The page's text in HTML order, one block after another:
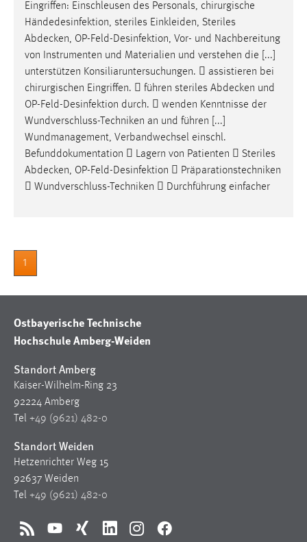
Eingriffen: Einschleusen des Personals, chirurgische
Händedesinfektion, steriles Einkleiden, Steriles
Abdecken, OP-Feld-Desinfektion, Vor- und Nachbereitung
von Instrumenten und Materialien und verstehen die [...]
unterstützen Konsiliaruntersuchungen.  assistieren bei
chirurgischen Eingriffen.  führen steriles Abdecken und
OP-Feld-Desinfektion durch.  wenden Kenntnisse der
Wundverschluss-Techniken an und führen [...]
Wundmanagement, Verbandwechsel einschl.
Befunddokumentation  Lagern von Patienten  Steriles
Abdecken, OP-Feld-Desinfektion  Präparationstechniken
 Wundverschluss-Techniken  Durchführung einfacher
1
Ostbayerische Technische
Hochschule Amberg-Weiden
Standort Amberg
Kaiser-Wilhelm-Ring 23
92224 Amberg
Tel +49 (9621) 482-0
Standort Weiden
Hetzenrichter Weg 15
92637 Weiden
Tel +49 (9621) 482-0
RSS YouTubeXing LinkedInInstagramFacebook